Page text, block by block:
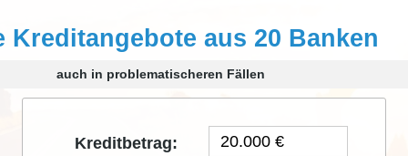
Kreditangebote aus 20 Banken
auch in problematischeren Fällen
Kreditbetrag: